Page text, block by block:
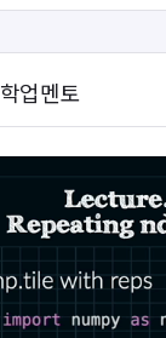
학업멘토